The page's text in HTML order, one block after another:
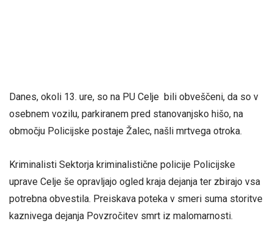
Danes, okoli 13. ure, so na PU Celje bili obveščeni, da so v
osebnem vozilu, parkiranem pred stanovanjsko hišo, na
območju Policijske postaje Žalec, našli mrtvega otroka.
Kriminalisti Sektorja kriminalistične policije Policijske
uprave Celje še opravljajo ogled kraja dejanja ter zbirajo vsa
potrebna obvestila. Preiskava poteka v smeri suma storitve
kaznivega dejanja Povzročitev smrt iz malomarnosti.